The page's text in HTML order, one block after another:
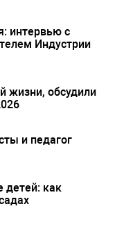
интервью с
Индустрии
жизни, обсудили
и педагог
детей: как